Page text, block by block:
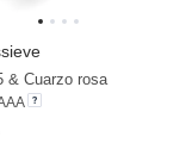
& Cuarzo rosa